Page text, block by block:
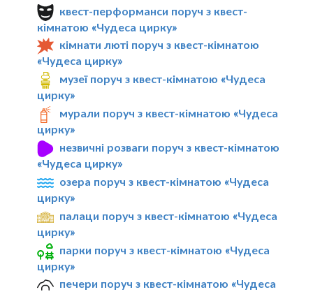
квест-перформанси поруч з квест-
кімнатою «Чудеса цирку»
кімнати люті поруч з квест-кімнатою
«Чудеса цирку»
музеї поруч з квест-кімнатою «Чудеса
цирку»
мурали поруч з квест-кімнатою «Чудеса
цирку»
незвичні розваги поруч з квест-кімнатою
«Чудеса цирку»
озера поруч з квест-кімнатою «Чудеса
цирку»
палаци поруч з квест-кімнатою «Чудеса
цирку»
парки поруч з квест-кімнатою «Чудеса
цирку»
печери поруч з квест-кімнатою «Чудеса